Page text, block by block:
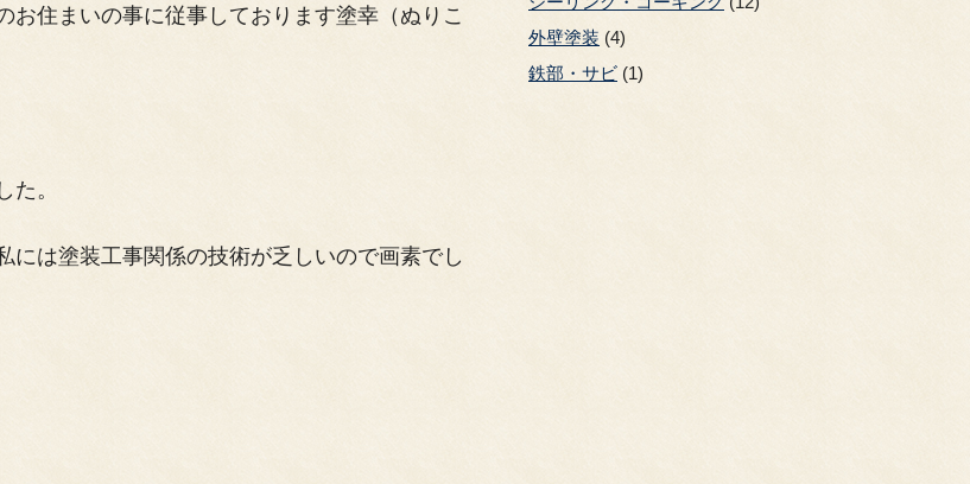
住まいの事に従事しております塗幸（ぬりこ
。
は塗装工事関係の技術が乏しいので画素でし
外壁塗装 (4)
鉄部・サビ (1)